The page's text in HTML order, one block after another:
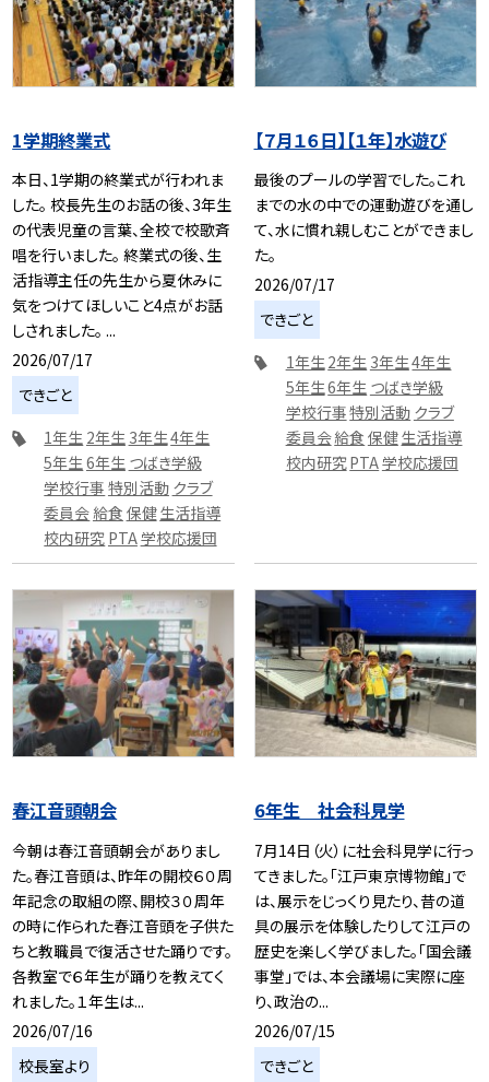
1学期終業式
本日、1学期の終業式が行われま
した。 校長先生のお話の後、3年生
の代表児童の言葉、全校で校歌斉
唱を行いました。 終業式の後、生
活指導主任の先生から夏休みに
気をつけてほしいこと4点がお話
しされました。 ...
2026/07/17
できごと
1年生 2年生 3年生4年生
5年生 6年生 つばき学級
学校行事 特別活動 クラブ
委員会 給食 保健生活指導
校内研究 PTA学校応援団
【７月１６日】【１年】水遊び
最後のプールの学習でした。これ
までの水の中での運動遊びを通し
て、水に慣れ親しむことができまし
た。
2026/07/17
できごと
1年生 2年生 3年生4年生
5年生6年生 つばき学級
学校行事特別活動 クラブ
委員会給食 保健生活指導
校内研究PTA学校応援団
春江音頭朝会
今朝は春江音頭朝会がありまし
た。春江音頭は、昨年の開校６０周
年記念の取組の際、開校３０周年
の時に作られた春江音頭を子供た
ちと教職員で復活させた踊りです。
各教室で６年生が踊りを教えてく
れました。１年生は...
2026/07/16
校長室より
6年生 社会科見学
7月14日（火）に社会科見学に行っ
てきました。「江戸東京博物館」で
は、展示をじっくり見たり、昔の道
具の展示を体験したりして江戸の
歴史を楽しく学びました。「国会議
事堂」では、本会議場に実際に座
り、政治の...
2026/07/15
できごと